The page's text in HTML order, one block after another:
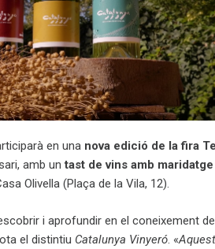
en una nova edició de la fira
amb untast de vins amb maridatge
Olivella (Plaça de la Vila, 12).
i aprofundir en el coneixement
el distintiu Catalunya Vinyeró. «